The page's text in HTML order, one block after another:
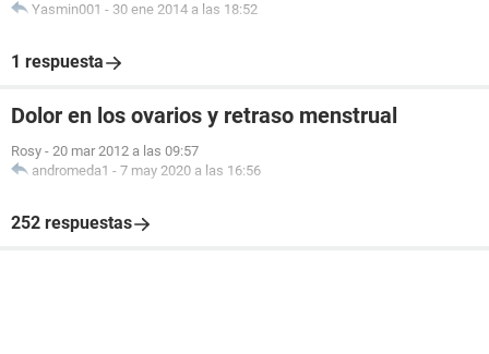
Yasmin001 - 30 ene 2014 a las 18:52
1 respuesta
Dolor en los ovarios y retraso menstrual
Rosy - 20 mar 2012 a las 09:57
andromeda1 - 7 may 2020 a las 16:56
252 respuestas